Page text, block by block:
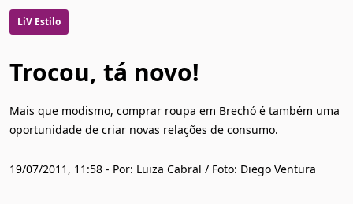
LiV Estilo
Trocou, tá novo!
Mais que modismo, comprar roupa em Brechó é também uma
oportunidade de criar novas relações de consumo.
19/07/2011, 11:58 - Por: Luiza Cabral / Foto: Diego Ventura